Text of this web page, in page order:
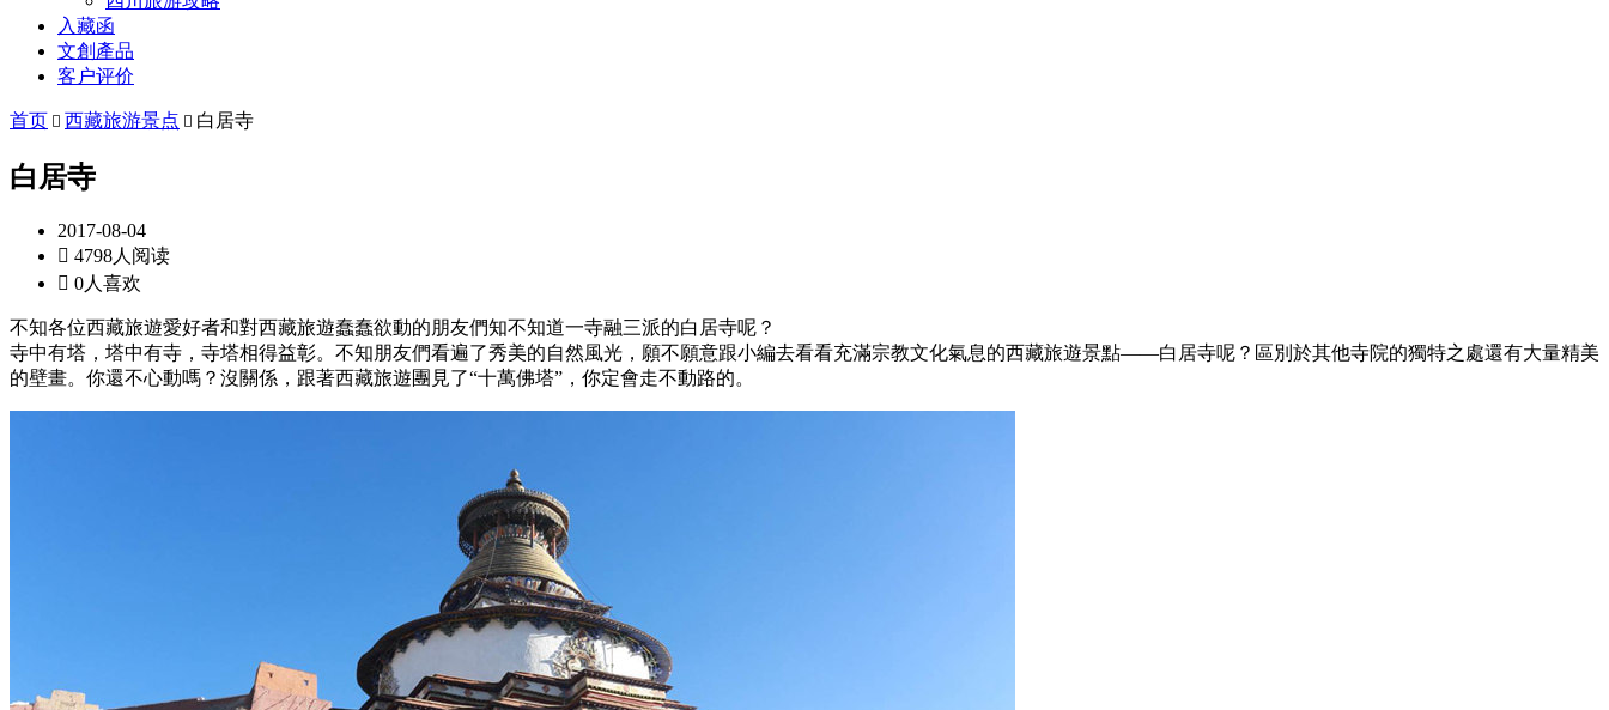
入藏函
文創產品
客户评价
首页  西藏旅游景点  白居寺
白居寺
2017-08-04
 4798人阅读
 0人喜欢
不知各位西藏旅遊愛好者和對西藏旅遊蠢蠢欲動的朋友們知不知道一寺融三派的白居寺呢？
寺中有塔，塔中有寺，寺塔相得益彰。不知朋友們看遍了秀美的自然風光，願不願意跟小編去看看充滿宗教文化氣息的西藏旅遊景點——白居寺呢？區別於其他寺院的獨特之處還有大量精美
的壁畫。你還不心動嗎？沒關係，跟著西藏旅遊團見了“十萬佛塔”，你定會走不動路的。